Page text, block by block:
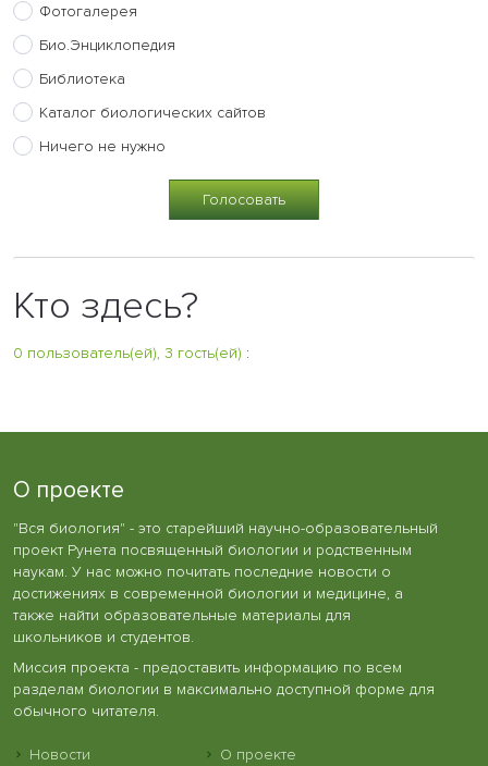
Фотогалерея
Био.Энциклопедия
Библиотека
Каталог биологических сайтов
Ничего не нужно
Кто здесь?
0 пользователь(ей), 3 гость(ей) :
О проекте
"Вся биология" - это старейший научно-образовательный
проект Рунета посвященный биологии и родственным
наукам. У нас можно почитать последние новости о
достижениях в современной биологии и медицине, а
также найти образовательные материалы для
школьников и студентов.
Миссия проекта - предоставить информацию по всем
разделам биологии в максимально доступной форме для
обычного читателя.
Новости О проекте